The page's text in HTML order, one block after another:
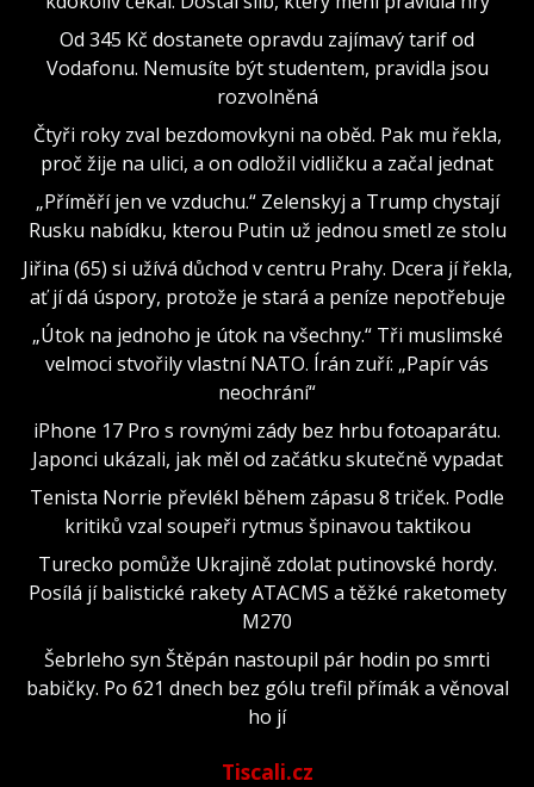
Od 345 Kč dostanete opravdu zajímavý tarif od
Vodafonu. Nemusíte být studentem, pravidla jsou
rozvolněná
Čtyři roky zval bezdomovkyni na oběd. Pak mu řekla,
proč žije na ulici, a on odložil vidličku a začal jednat
„Příměří jen ve vzduchu.“ Zelenskyj a Trump chystají
Rusku nabídku, kterou Putin už jednou smetl ze stolu
Jiřina (65) si užívá důchod v centru Prahy. Dcera jí řekla,
ať jí dá úspory, protože je stará a peníze nepotřebuje
„Útok na jednoho je útok na všechny.“ Tři muslimské
velmoci stvořily vlastní NATO. Írán zuří: „Papír vás
neochrání“
iPhone 17 Pro s rovnými zády bez hrbu fotoaparátu.
Japonci ukázali, jak měl od začátku skutečně vypadat
Tenista Norrie převlékl během zápasu 8 triček. Podle
kritiků vzal soupeři rytmus špinavou taktikou
Turecko pomůže Ukrajině zdolat putinovské hordy.
Posílá jí balistické rakety ATACMS a těžké raketomety
M270
Šebrleho syn Štěpán nastoupil pár hodin po smrti
babičky. Po 621 dnech bez gólu trefil přímák a věnoval
ho jí
Tiscali.cz